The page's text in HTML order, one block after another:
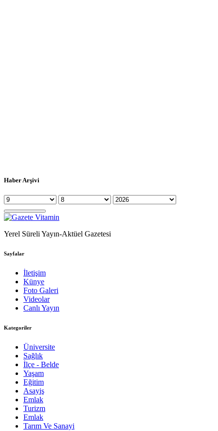
Haber Arşivi
Yerel Süreli Yayın-Aktüel Gazetesi
Sayfalar
İletişim
Künye
Foto Galeri
Videolar
Canlı Yayın
Kategoriler
Üniversite
Sağlık
İlçe - Belde
Yaşam
Eğitim
Asayiş
Emlak
Turizm
Emlak
Tarım Ve Sanayi